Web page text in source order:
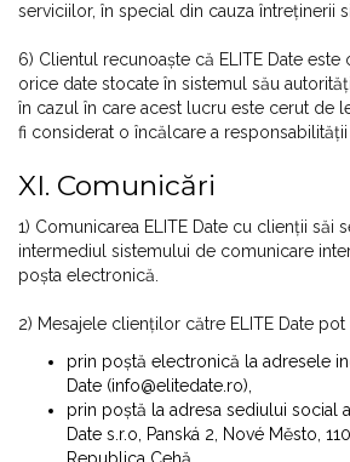
serviciilor, în special din cauza întreținerii
6) Clientul recunoaște că ELITE Date
orice date stocate în sistemul său
în cazul în care acest lucru este cerut de
fi considerat o încălcare a responsabilității
XI. Comunicări
1) Comunicarea ELITE Date cu clienții săi
intermediul sistemului de comunicare
poșta electronică.
2) Mesajele clienților către ELITE Date pot
prin poștă electronică la adresele
Date (info@elitedate.ro),
prin poștă la adresa sediului social
Date s.r.o, Panská 2, Nové Město,